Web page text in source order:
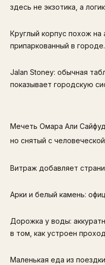
здесь не экзотика, а
Круглый корпус похож на
припаркованный в городе.
Jalan Stoney: обычная
показывает городскую
Мечеть Омара Али
но снятый с
Витраж добавляет
Арки и белый камень:
Дорожка у воды:
в том, как устроен
Маленькая еда из